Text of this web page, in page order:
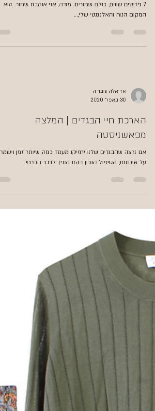
7 פריטים שווים, כולם שחורים. מודה, אני אוהבת שחור. הוא
המקום הנוח והאלנגנטי שלי,...
אריאלה עובדיה
30 באפר׳ 2020
הארכת חיי הבגדים | המלצה
מפאשניסטה
אם נרצה שהבגדים שלנו יחזיקו מעמד כמה שיותר זמן
על איכותם, הטיפול הנכון בהם הופך לדבר הכרחי.